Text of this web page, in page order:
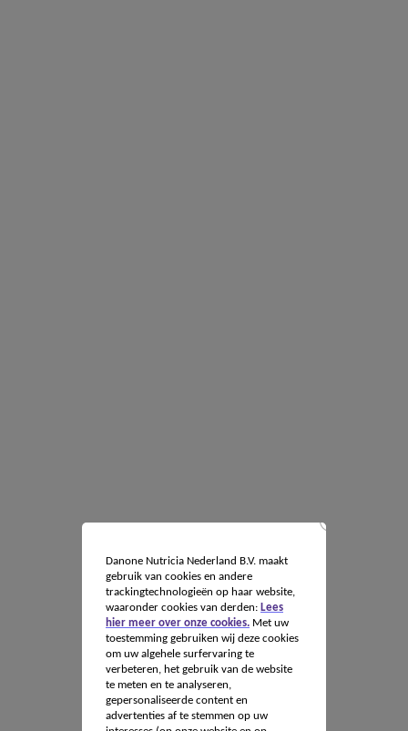
Danone Nutricia Nederland B.V. maakt
gebruik van cookies en andere
trackingtechnologieën op haar website,
waaronder cookies van derden: Lees
hier meer over onze cookies.Met uw
toestemming gebruiken wij deze cookies
om uw algehele surfervaring te
verbeteren, het gebruik van de website
te meten en te analyseren,
gepersonaliseerde content en
advertenties af te stemmen op uw